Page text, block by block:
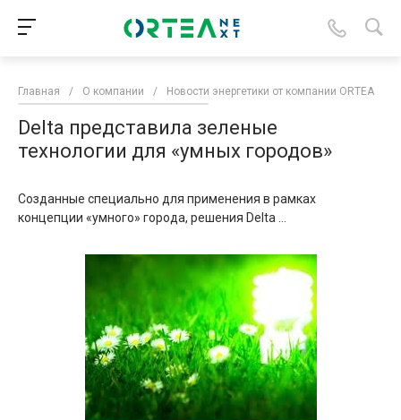
Главная / О компании / Новости энергетики от компании ORTEA
Delta представила зеленые
технологии для «умных городов»
Созданные специально для применения в рамках
концепции «умного» города, решения Delta ...